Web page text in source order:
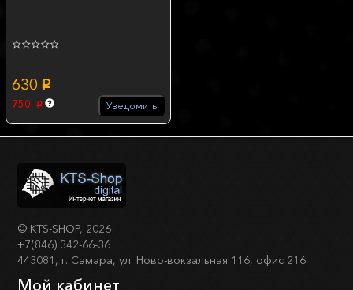
630 p
750 p Уведомить
© KTS-SHOP, 2026
+7(846) 342-66-36
443081, г. Самара, ул. Ново-вокзальная 116, офис 216
Мой кабинет